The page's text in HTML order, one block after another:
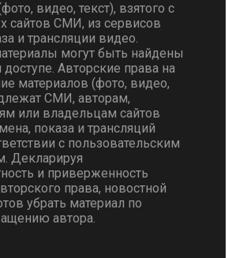
видео, текст), взятого с
сайтов СМИ, из сервисов
и трансляции видео.
могут быть найдены
Авторские права на
материалов (фото, видео,
СМИ, авторам,
или владельцам сайтов
показа и трансляций
с пользовательским
Декларируя
и приверженность
права, новостной
убрать материал по
автора.